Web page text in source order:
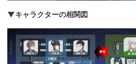
▼キャラクターの相関図